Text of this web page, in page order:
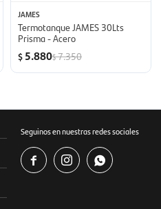
JAMES
Termotanque JAMES 30Lts
Prisma - Acero
$ 5.880$7.350
Seguinos en nuestras redes sociales
  